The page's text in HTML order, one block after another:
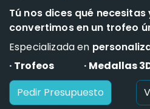
Tú nos dices qué
convertimos en un trofeo
Especializada en
· Trofeos
· Medallas
Pedir Presupuesto